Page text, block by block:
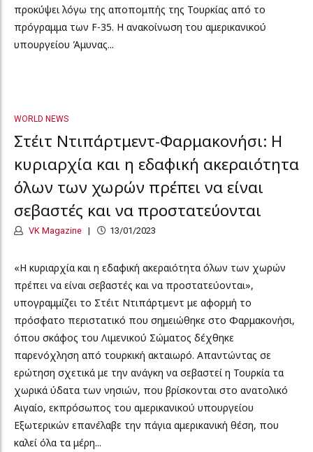
προκύψει λόγω της αποπομπής της Τουρκίας από το
πρόγραμμα των F-35. Η ανακοίνωση του αμερικανικού
υπουργείου Άμυνας...
WORLD NEWS
Στέιτ Ντιπάρτμεντ-Φαρμακονήσι: Η
κυριαρχία και η εδαφική ακεραιότητα
όλων των χωρών πρέπει να είναι
σεβαστές και να προστατεύονται
VK Magazine 13/01/2023
«Η κυριαρχία και η εδαφική ακεραιότητα όλων των χωρών
πρέπει να είναι σεβαστές και να προστατεύονται»,
υπογραμμίζει το Στέιτ Ντιπάρτμεντ με αφορμή το
πρόσφατο περιστατικό που σημειώθηκε στο Φαρμακονήσι,
όπου σκάφος του Λιμενικού Σώματος δέχθηκε
παρενόχληση από τουρκική ακταιωρό. Απαντώντας σε
ερώτηση σχετικά με την ανάγκη να σεβαστεί η Τουρκία τα
χωρικά ύδατα των νησιών, που βρίσκονται στο ανατολικό
Αιγαίο, εκπρόσωπος του αμερικανικού υπουργείου
Εξωτερικών επανέλαβε την πάγια αμερικανική θέση, που
καλεί όλα τα μέρη...